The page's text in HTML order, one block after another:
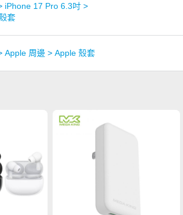
iPhone 17 Pro 6.3吋 >
套
Apple 周邊 > Apple 殼套